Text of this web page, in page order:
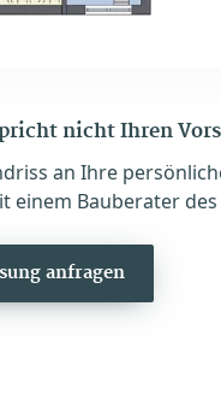
nicht Ihren
an Ihre
einem Bauberater
anfragen